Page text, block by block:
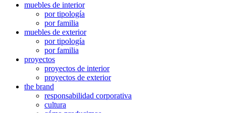
muebles de interior
por tipología
por familia
muebles de exterior
por tipología
por familia
proyectos
proyectos de interior
proyectos de exterior
the brand
responsabilidad corporativa
cultura